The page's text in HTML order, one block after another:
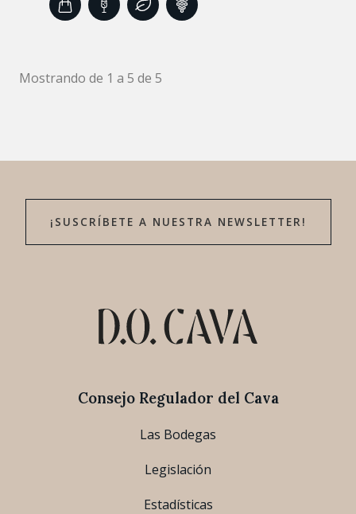
Mostrando de 1 a 5 de 5
¡SUSCRÍBETE A NUESTRA NEWSLETTER!
Consejo Regulador del Cava
Las Bodegas
Legislación
Estadísticas